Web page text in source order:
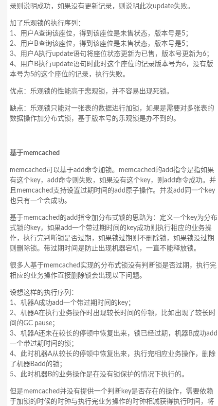
录则说明成功，如果没有更新记录，则说明此次update失败。
加了乐观锁的执行序列：
1、用户A查询该座位，得到该座位是未售状态，版本号是5；
2、用户B查询该座位，得到该座位是未售状态，版本号是5；
3、用户A执行update语句将座位状态更新为已售，版本号更新为6；
4、用户B执行update语句时此时这个座位的记录版本号为6，没有版
本号为5的这个座位的记录，执行失败。
优点：乐观锁的性能高于悲观锁，并不容易出现死锁。
缺点：乐观锁只能对一张表的数据进行加锁，如果是需要对多张表的
数据操作加分布式锁，基于版本号的乐观锁是办不到的。
基于memcached
memcached可以基于add命令加锁。memcached的add指令是指如果
有这个key，add命令则失败，如果没有这个key，则add命令成功。并
且memcached支持设置过期时间的add原子操作。并发add同一个key
也只有一个会成功。
基于memcached的add指令加分布式锁的思路为：定义一个key为分布
式锁的key，如果add一个带过期时间的key成功则执行相应的业务操
作，执行完判断锁是否过期，如果锁过期则不删除锁，如果锁没过期
则删除锁。带过期时间是防止出现机器宕机，一直不能释放锁。
很多人基于memcached实现的分布式锁没有判断锁是否过期，执行完
相应的业务操作直接删除锁会出现以下问题。
设想这样的执行序列：
1、机器A成功add一个带过期时间的key；
2、机器A在执行业务操作时出现较长时间的停顿，比如出现了较长时
间的GC pause；
3、机器A还未在较长的停顿中恢复出来，锁已经过期，机器B成功add
一个带过期时间的锁；
4、此时机器A从较长的停顿中恢复出来，执行完相应业务操作，删除
了机器Badd的锁；
5、此时机器B的业务操作是在没有锁保护的情况下执行的。
但是memcached并没有提供一个判断key是否存在的操作，需要依赖
于加锁的时候的时钟与执行完业务操作的时钟相减获得执行时间，将